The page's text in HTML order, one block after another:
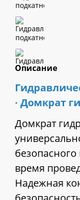
Описание
∙ Домкрат
Домкрат
время
Надежная